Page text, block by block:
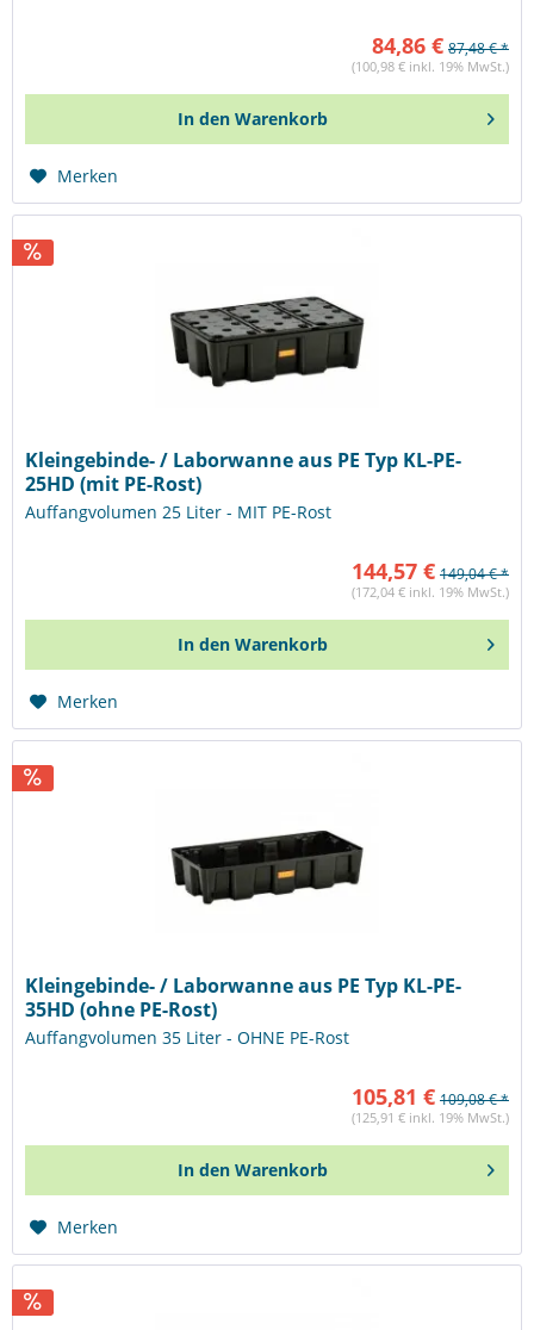
84,86 € 87,48 € *
(100,98 € inkl. 19% MwSt.)
In den Warenkorb
Merken
Kleingebinde- / Laborwanne aus PE Typ KL-PE-
25HD (mit PE-Rost)
Auffangvolumen 25 Liter - MIT PE-Rost
144,57 € 149,04 € *
(172,04 € inkl. 19% MwSt.)
In den Warenkorb
Merken
Kleingebinde- / Laborwanne aus PE Typ KL-PE-
35HD (ohne PE-Rost)
Auffangvolumen 35 Liter - OHNE PE-Rost
105,81 € 109,08 € *
(125,91 € inkl. 19% MwSt.)
In den Warenkorb
Merken